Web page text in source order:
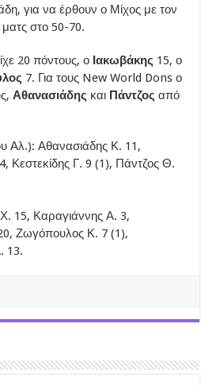
για να έρθουν ο Μίχος με τον
στο 50-70.
20 πόντους, ο Ιακωβάκης 15, ο
7. Για τους New World Dons ο
Αθανασιάδης και Πάντζοςαπό
Αλ.): Αθανασιάδης Κ. 11,
Γ. 9 (1), Πάντζος Θ.
15, Καραγιάννης Α. 3,
Ζωγόπουλος Κ. 7 (1),
13.